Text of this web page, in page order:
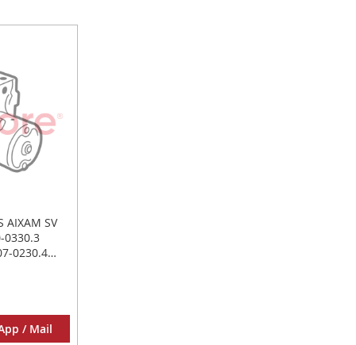
AIXAM SV
0330.3
0230.4
/ Mail